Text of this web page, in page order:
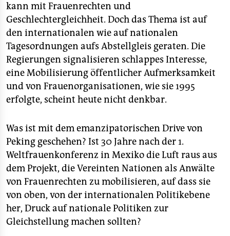
kann mit Frauenrechten und
Geschlechtergleichheit. Doch das Thema ist auf
den internationalen wie auf nationalen
Tagesordnungen aufs Abstellgleis geraten. Die
Regierungen signalisieren schlappes Interesse,
eine Mobilisierung öffentlicher Aufmerksamkeit
und von Frauenorganisationen, wie sie 1995
erfolgte, scheint heute nicht denkbar.
Was ist mit dem emanzipatorischen Drive von
Peking geschehen? Ist 30 Jahre nach der 1.
Weltfrauenkonferenz in Mexiko die Luft raus aus
dem Projekt, die Vereinten Nationen als Anwälte
von Frauenrechten zu mobilisieren, auf dass sie
von oben, von der internationalen Politikebene
her, Druck auf nationale Politiken zur
Gleichstellung machen sollten?